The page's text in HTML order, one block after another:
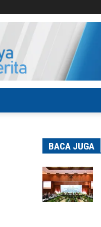
BACA JUGA